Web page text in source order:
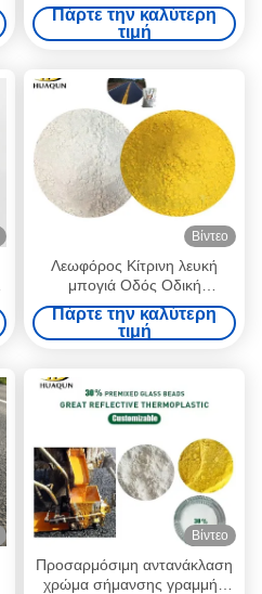
θερμού λιωμένου 30%
γυάλινη χάντρα για EINECS
CAS αριθ. 64742-16-1
Πάρτε την καλύτερη
τιμή
Βίντεο
Λεωφόρος Κίτρινη λευκή
μπογιά Οδός Οδική
κυκλοφορία Αντανάκλαση
Θερμοπλαστική οδική
σήμανση
Πάρτε την καλύτερη
τιμή
Βίντεο
Προσαρμόσιμη αντανάκλαση
χρώμα σήμανσης γραμμής